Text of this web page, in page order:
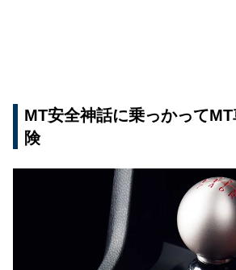
MT安全神話に乗っかって
険